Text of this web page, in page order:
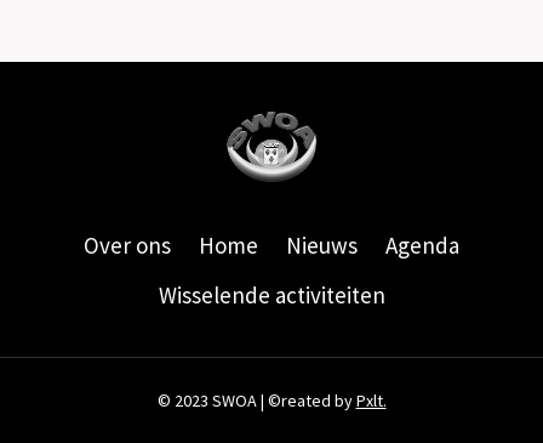
Over ons Home Nieuws
Agenda
Wisselende activiteiten
© 2023 SWOA | ©reated byPxlt.